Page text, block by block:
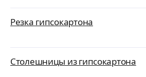
Резка гипсокартона
Столешницы из гипсокартона